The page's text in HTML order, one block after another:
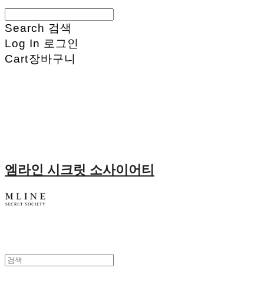
Search 검색
Log In 로그인
Cart장바구니
엠라인 시크릿 소사이어티